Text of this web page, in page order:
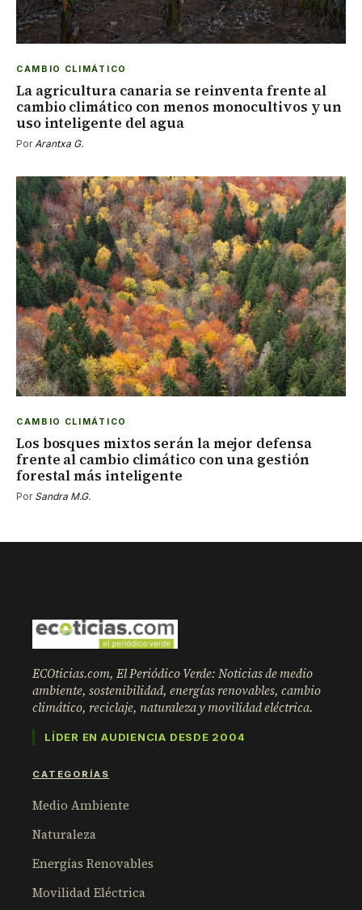
CAMBIO CLIMÁTICO
La agricultura canaria se reinventa frente al
cambio climático con menos monocultivos y un
uso inteligente del agua
PorArantxa G.
CAMBIO CLIMÁTICO
Los bosques mixtos serán la mejor defensa
frente al cambio climático con una gestión
forestal más inteligente
Por Sandra M.G.
ECOticias.com, El Periódico Verde: Noticias de medio
ambiente, sostenibilidad, energías renovables, cambio
climático, reciclaje, naturaleza y movilidad eléctrica.
LÍDER EN AUDIENCIA DESDE 2004
CATEGORÍAS
Medio Ambiente
Naturaleza
Energías Renovables
Movilidad Eléctrica